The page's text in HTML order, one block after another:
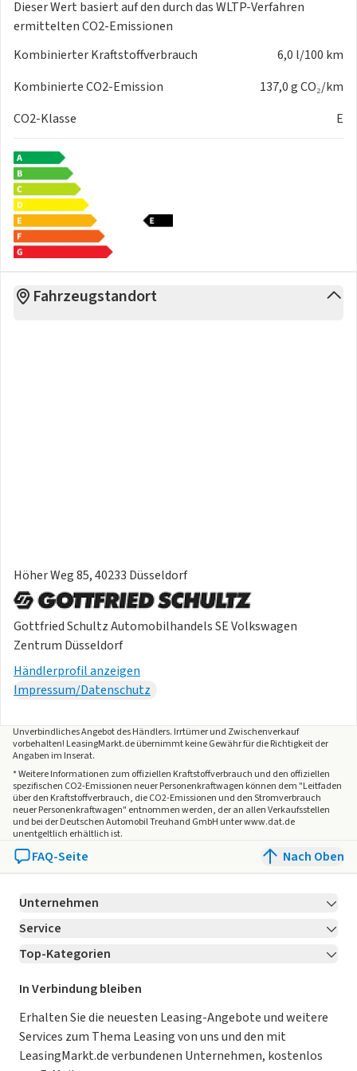
Metallic
Servolenkung
Sitzbezüge in Stoff
Zentralverriegelung
Dieser Wert basiert auf den durch dasWLTP-Verfahren
ermittelten CO2-Emissionen
Kombinierter Kraftstoffverbrauch
6,0 l/100 km
Kombinierte CO2-Emission
137,0 g CO₂/km
CO2-Klasse
E
Fahrzeugstandort
Höher Weg 85, 40233 Düsseldorf
Gottfried Schultz Automobilhandels SE Volkswagen
Zentrum Düsseldorf
Händlerprofil anzeigen
Impressum/Datenschutz
Unverbindliches Angebot desHändlers. Irrtümer und Zwischenverkauf
vorbehalten! LeasingMarkt.de übernimmt keine Gewähr für die Richtigkeit der
Angaben im Inserat.
* Weitere Informationen zum offiziellen Kraftstoffverbrauch und den offiziellen
spezifischen CO2-Emissionen neuer Personenkraftwagen können dem "Leitfaden
über den Kraftstoffverbrauch, die CO2-Emissionen und den Stromverbrauch
neuer Personenkraftwagen" entnommen werden, der an allen Verkaufsstellen
und bei der Deutschen Automobil Treuhand GmbH unter www.dat.de
unentgeltlich erhältlich ist.
FAQ-Seite Nach Oben
Unternehmen
Über LeasingMarkt.de
Karriere Jetzt bewerben!
Für Händler
Kooperation mit AutoScout24
AGB
Service
Kontakt
Ratgeber
Magazin
Datenschutz-Einstellungen
Top-Kategorien
Leasing Deals
Gebrauchtwagen Leasing
Leasing ohne Anzahlung
In Verbindung bleiben
Erhalten Sie die neuesten Leasing-Angebote und weitere
Services zum Thema Leasing von uns und den mit
LeasingMarkt.de verbundenen Unternehmen, kostenlos